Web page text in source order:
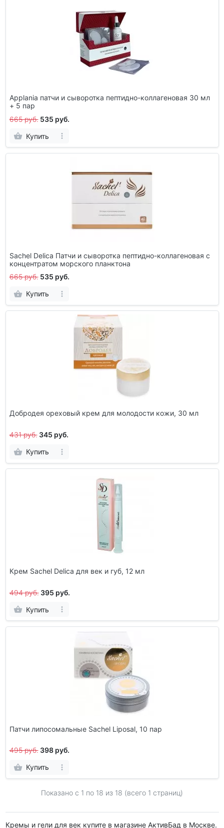
Applania патчи и сыворотка пептидно-коллагеновая 30 мл
+ 5 пар
665 руб. 535 руб.
Купить
Sachel Delica Патчи и сыворотка пептидно-коллагеновая с
концентратом морского планктона
665 руб. 535 руб.
Купить
Добродея ореховый крем для молодости кожи, 30 мл
431 руб. 345 руб.
Купить
Крем Sachel Delica для век и губ, 12 мл
494 руб. 395 руб.
Купить
Патчи липосомальные Sachel Liposal, 10 пар
495 руб. 398 руб.
Купить
Показано с 1 по 18 из 18 (всего 1 страниц)
Кремы и гели для век купите в магазине АктивБад в Москве.